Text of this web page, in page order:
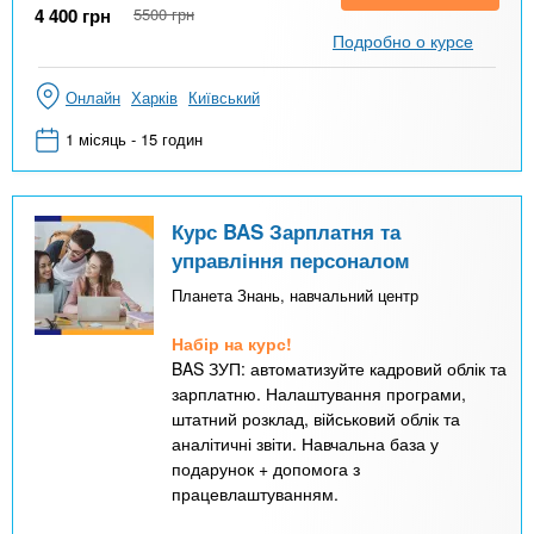
4 400 грн 5500 грн
Подробно о курсе
Онлайн Харків Київський
1 місяць - 15 годин
Курс BAS Зарплатня та
управління персоналом
Планета Знань, навчальний центр
Набір на курс!
BAS ЗУП: автоматизуйте кадровий облік та
зарплатню. Налаштування програми,
штатний розклад, військовий облік та
аналітичні звіти. Навчальна база у
подарунок + допомога з
працевлаштуванням.